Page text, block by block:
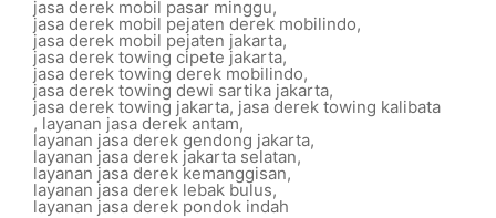
jasa derek mobil pasar minggu,
jasa derek mobil pejaten derek mobilindo,
jasa derek mobil pejaten jakarta,
jasa derek towing cipete jakarta,
jasa derek towing derek mobilindo,
jasa derek towing dewi sartika jakarta,
jasa derek towing jakarta, jasa derek towing kalibata
, layanan jasa derek antam,
layanan jasa derek gendong jakarta,
layanan jasa derek jakarta selatan,
layanan jasa derek kemanggisan,
layanan jasa derek lebak bulus,
layanan jasa derek pondok indah